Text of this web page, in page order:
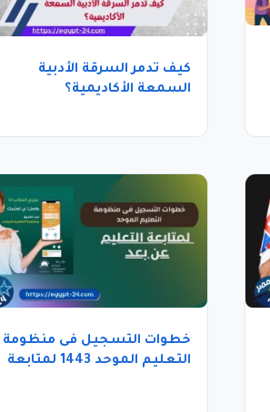
كيف تدمر السرقة الأدبية
السمعة الأكاديمية؟
خطوات التسجيل فى منظومة
التعليم الموحد 1443 لمتابعة